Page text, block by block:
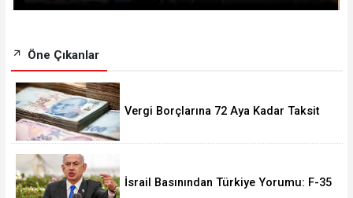
Öne Çıkanlar
Vergi Borçlarına 72 Aya Kadar Taksit
İsrail Basınından Türkiye Yorumu: F-35